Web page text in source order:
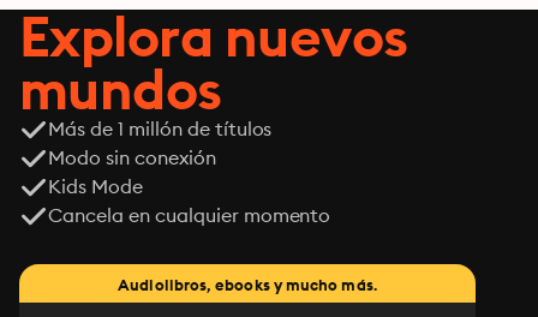
Explora nuevos
mundos
Más de 1 millón de títulos
Modo sin conexión
Kids Mode
Cancela en cualquier momento
Audiolibros, ebooks y mucho más.